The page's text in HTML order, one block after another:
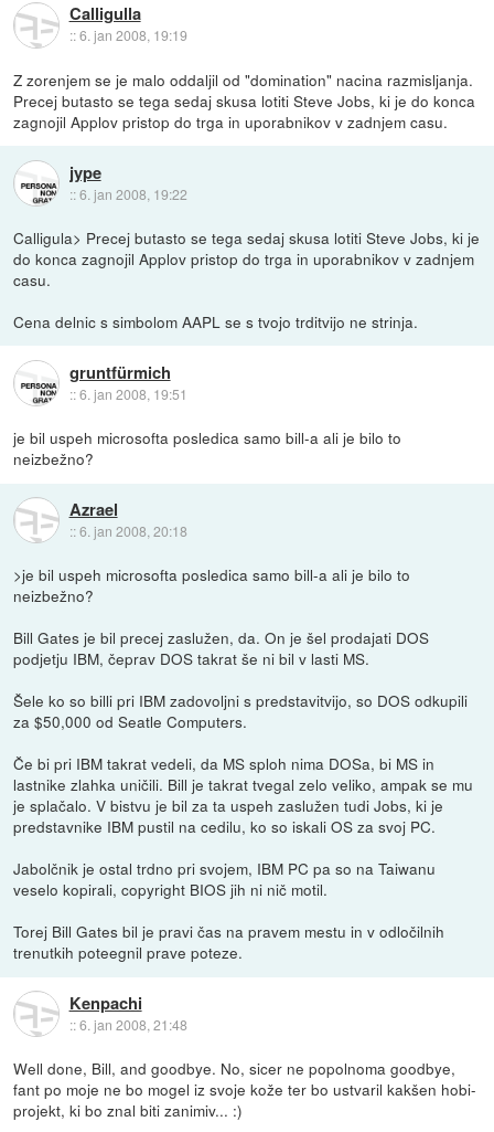
Calligulla
::6. jan 2008, 19:19
Z zorenjem se je malo oddaljil od "domination" nacina razmisljanja.
Precej butasto se tega sedaj skusa lotiti Steve Jobs, ki je do konca
zagnojil Applov pristop do trga in uporabnikov v zadnjem casu.
jype
::6. jan 2008, 19:22
Calligula> Precej butasto se tega sedaj skusa lotiti Steve Jobs, ki je
do konca zagnojil Applov pristop do trga in uporabnikov v zadnjem
casu.
Cena delnic s simbolom AAPL se s tvojo trditvijo ne strinja.
gruntfürmich
::6. jan 2008, 19:51
je bil uspeh microsofta posledica samo bill-a ali je bilo to
neizbežno?
Azrael
::6. jan 2008, 20:18
>je bil uspeh microsofta posledica samo bill-a ali je bilo to
neizbežno?
Bill Gates je bil precej zaslužen, da. On je šel prodajati DOS
podjetju IBM, čeprav DOS takrat še ni bil v lasti MS.
Šele ko so billi pri IBM zadovoljni s predstavitvijo, so DOS odkupili
za $50,000 od Seatle Computers.
Če bi pri IBM takrat vedeli, da MS sploh nima DOSa, bi MS in
lastnike zlahka uničili. Bill je takrat tvegal zelo veliko, ampak se mu
je splačalo. V bistvu je bil za ta uspeh zaslužen tudi Jobs, ki je
predstavnike IBM pustil na cedilu, ko so iskali OS za svoj PC.
Jabolčnik je ostal trdno pri svojem, IBM PC pa so na Taiwanu
veselo kopirali, copyright BIOS jih ni nič motil.
Torej Bill Gates bil je pravi čas na pravem mestu in v odločilnih
trenutkih poteegnil prave poteze.
Kenpachi
::6. jan 2008, 21:48
Well done, Bill, and goodbye. No, sicer ne popolnoma goodbye,
fant po moje ne bo mogel iz svoje kože ter bo ustvaril kakšen hobi-
projekt, ki bo znal biti zanimiv... :)